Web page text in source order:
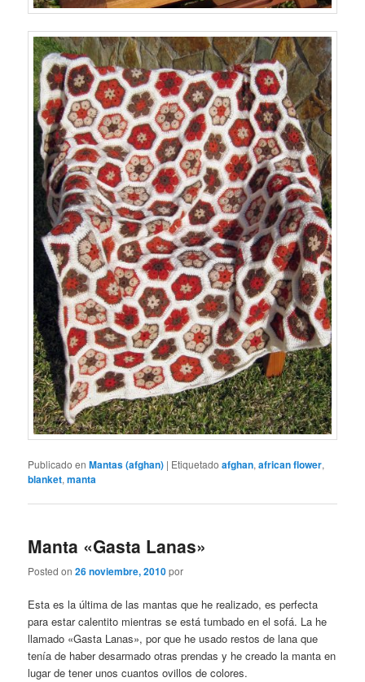
Publicado en Mantas (afghan) | Etiquetado afghan,african flower,
blanket,manta
Manta «Gasta Lanas»
Posted on26 noviembre, 2010por
Esta es la última de las mantas que he realizado, es perfecta
para estar calentito mientras se está tumbado en el sofá. La he
llamado «Gasta Lanas», por que he usado restos de lana que
tenía de haber desarmado otras prendas y he creado la manta en
lugar de tener unos cuantos ovillos de colores.